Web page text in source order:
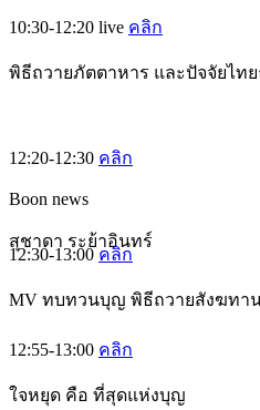
10:30-12:20 live คลิก
พิธีถวายภัตตาหาร และปัจจัยไท
12:20-12:30 คลิก
Boon news
สุชาดา ระย้าอินทร์
12:30-13:00 คลิก
MV ทบทวนบุญ พิธีถวายสังฆทาน
12:55-13:00 คลิก
ใจหยุด คือ ที่สุดแห่งบุญ